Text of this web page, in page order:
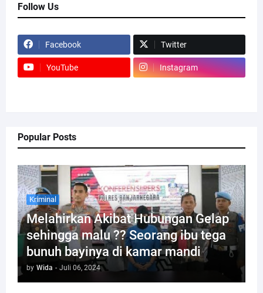
Follow Us
Facebook Twitter
YouTube Instagram
Popular Posts
Kriminal
Melahirkan Akibat Hubungan Gelap
sehingga malu ?? Seorang ibu tega
bunuh bayinya di kamar mandi
by Wida - Juli 06, 2024